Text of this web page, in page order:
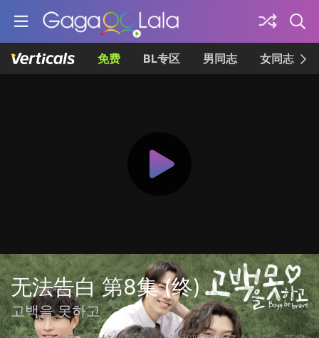
免费 BL专区 男同志 女同志
无法告白 第8集 (终)
고백을 못하고